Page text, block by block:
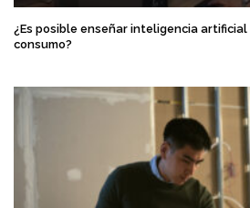
¿Es posible enseñar inteligencia
consumo?